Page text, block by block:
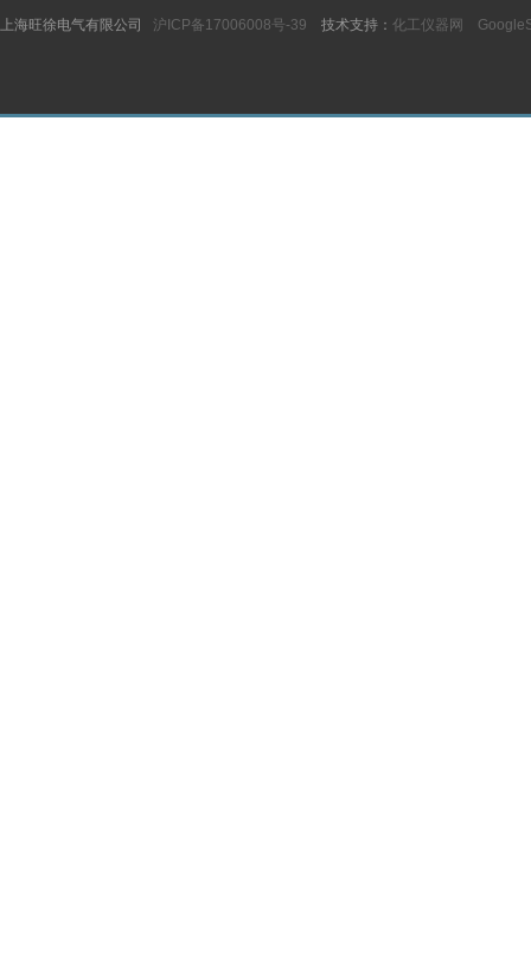
上海旺徐电气有限公司 沪ICP备17006008号-39 技术支持： 化工仪器网